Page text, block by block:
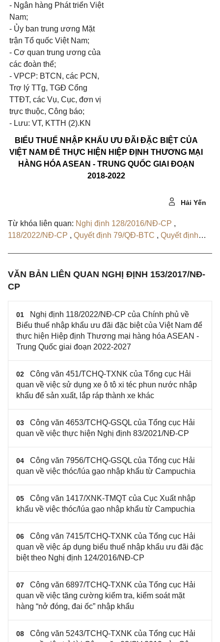
- Ngân hàng Phát triển Việt
Nam;
- Ủy ban trung ương Mặt
trận Tổ quốc Việt Nam;
- Cơ quan trung ương của
các đoàn thể;
- VPCP: BTCN, các PCN,
Trợ lý TTg, TGĐ Cổng
TTĐT, các Vụ, Cục, đơn vị
trực thuộc, Công báo;
- Lưu: VT, KTTH (2).KN
BIỂU THUẾ NHẬP KHẨU ƯU ĐÃI ĐẶC BIỆT CỦA
VIỆT NAM ĐỂ THỰC HIỆN HIỆP ĐỊNH THƯƠNG MẠI
HÀNG HÓA ASEAN - TRUNG QUỐC GIAI ĐOẠN
2018-2022
Hải Yến
Từ khóa liên quan: Nghị định 128/2016/NĐ-CP ,
118/2022/NĐ-CP , Quyết định 79/QĐ-BTC , Quyết định
VĂN BẢN LIÊN QUAN NGHỊ ĐỊNH 153/2017/NĐ-
CP
01
Nghị định 118/2022/NĐ-CP của Chính phủ về
Biểu thuế nhập khẩu ưu đãi đặc biệt của Việt Nam để
thực hiện Hiệp định Thương mại hàng hóa ASEAN -
Trung Quốc giai đoạn 2022-2027
02
Công văn 451/TCHQ-TXNK của Tổng cục Hải
quan về việc sử dụng xe ô tô xi téc phun nước nhập
khẩu để sản xuất, lắp ráp thành xe khác
03
Công văn 4653/TCHQ-GSQL của Tổng cục Hải
quan về việc thực hiện Nghị định 83/2021/NĐ-CP
04
Công văn 7956/TCHQ-GSQL của Tổng cục Hải
quan về việc thóc/lúa gạo nhập khẩu từ Campuchia
05
Công văn 1417/XNK-TMQT của Cục Xuất nhập
khẩu về việc thóc/lúa gạo nhập khẩu từ Campuchia
06
Công văn 7415/TCHQ-TXNK của Tổng cục Hải
quan về việc áp dụng biểu thuế nhập khẩu ưu đãi đặc
biệt theo Nghị định 124/2016/NĐ-CP
07
Công văn 6897/TCHQ-TXNK của Tổng cục Hải
quan về việc tăng cường kiểm tra, kiểm soát mặt
hàng “nở đóng, đai ốc” nhập khẩu
08
Công văn 5243/TCHQ-TXNK của Tổng cục Hải